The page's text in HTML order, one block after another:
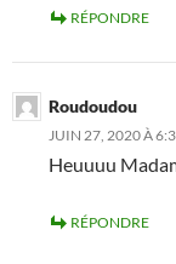
RÉPONDRE
Roudoudou
JUIN 27, 2020 À
Heuuuu
RÉPONDRE